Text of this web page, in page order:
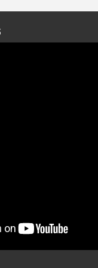
et atteindre 80 à 100 km/h
Il parcourt la basse vallée
le littoral